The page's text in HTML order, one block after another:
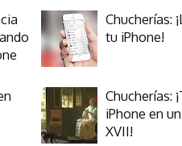
Chucherías:
tu iPhone!
Chucherías:
iPhone en
XVII!